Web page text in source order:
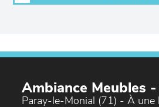
Ambiance Meubles
Paray-le-Monial (71) - À une